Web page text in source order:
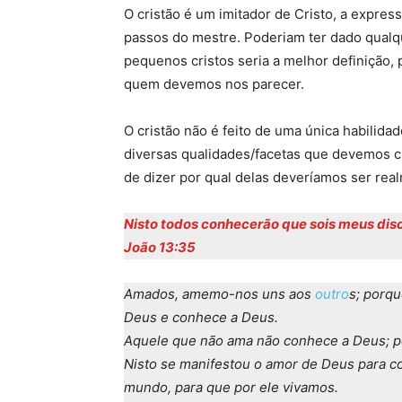
O cristão é um imitador de Cristo, a
passos do mestre. Poderiam ter dado
pequenos cristos seria a melhor
quem devemos nos parecer.
O cristão não é feito de uma única
diversas qualidades/facetas que devemos
de dizer por qual delas deveríamos ser
Nisto todos conhecerão que sois meus
João 13:35
Amados, amemo-nos uns aos outros;
Deus e conhece a Deus.
Aquele que não ama não conhece a Deus;
Nisto se manifestou o amor de Deus para
mundo, para que por ele vivamos.